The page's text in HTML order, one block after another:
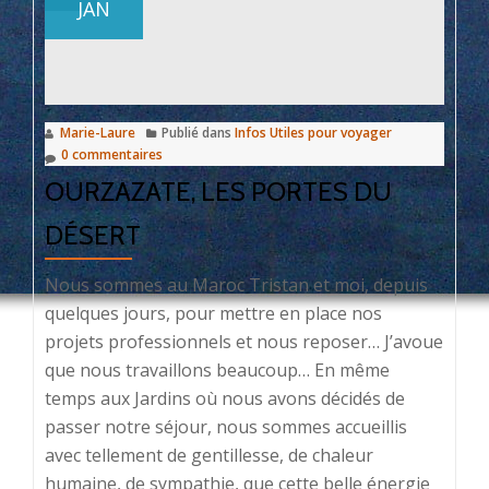
JAN
Marie-Laure Publié dans Infos Utiles pour voyager
0 commentaires
OURZAZATE, LES PORTES DU
DÉSERT
Nous sommes au Maroc Tristan et moi, depuis
quelques jours, pour mettre en place nos
projets professionnels et nous reposer… J’avoue
que nous travaillons beaucoup… En même
temps aux Jardins où nous avons décidés de
passer notre séjour, nous sommes accueillis
avec tellement de gentillesse, de chaleur
humaine, de sympathie, que cette belle énergie